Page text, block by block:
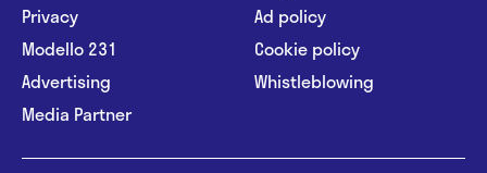
Privacy
Modello 231
Advertising
Media Partner
Ad policy
Cookie policy
Whistleblowing